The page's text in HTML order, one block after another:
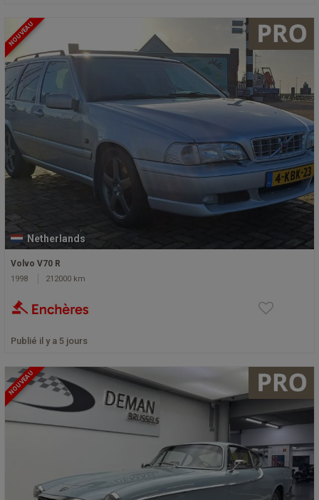
NOUVEAU
Netherlands
Volvo V70 R
1998 212000 km
Publié il y a 5 jours
NOUVEAU